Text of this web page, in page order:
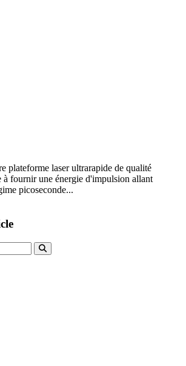
plateforme laser ultrarapide de qualité
à fournir une énergie d'impulsion allant
picoseconde...